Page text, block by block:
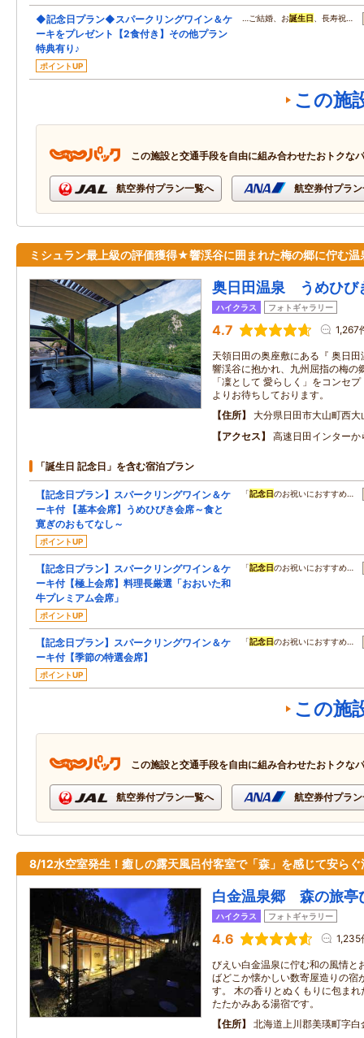
◆記念日プラン◆スパークリングワイン＆ケ
ーキをプレゼント【2食付き】その他プラン
特典有り♪
ポイントUP
…ご結婚、お誕生日 、長寿祝…
この施
この施設と交通手段を自由に組み合わせたおトクな
航空券付プラン一覧へ 航空券付プラ
ミシュラン最上級の評価獲得★響渓谷に囲まれた梅の郷に佇む温
奥日田温泉 うめひび
ハイクラス フォトギャラリー
4.7 1,267
天領日田の奥座敷にある『 奥日
響渓谷に抱かれ、九州屈指の梅の
「凜として 愛らしく」をコンセ
よりお待ちしております。
住所
大分県日田市大山町西
アクセス
高速日田インター
「誕生日 記念日」を含む宿泊プラン
【記念日プラン】スパークリングワイン＆ケ
ーキ付 【基本会席】うめひびき会席～食と
寛ぎのおもてなし～
ポイントUP
「記念日のお祝いにおすすめ…
【記念日プラン】スパークリングワイン＆ケ
ーキ付【極上会席】料理長厳選「おおいた和
牛プレミアム会席」
ポイントUP
「記念日のお祝いにおすすめ…
【記念日プラン】スパークリングワイン＆ケ
ーキ付【季節の特選会席】
ポイントUP
「記念日のお祝いにおすすめ…
この施
この施設と交通手段を自由に組み合わせたおトクな
航空券付プラン一覧へ 航空券付プラ
8/12水空室発生！癒しの露天風呂付客室で「森」を感じて安らぐ
白金温泉郷 森の旅亭
ハイクラス フォトギャラリー
4.6 1,235
びえい白金温泉に佇む和の風情と
ばどこか懐かしい数寄屋造りの宿
す。 木の香りとぬくもりに包ま
たたかみある湯宿です。
住所
北海道上川郡美瑛町字